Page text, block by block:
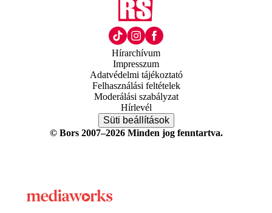
Hírarchívum
Impresszum
Adatvédelmi tájékoztató
Felhasználási feltételek
Moderálási szabályzat
Hírlevél
Süti beállítások
© Bors 2007–2026 Minden jog fenntartva.